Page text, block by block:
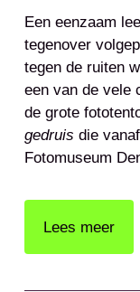
Een eenzaam
tegenover
tegen de ruiten
een van de vele
de grote
gedruis die
Fotomuseum
Lees meer